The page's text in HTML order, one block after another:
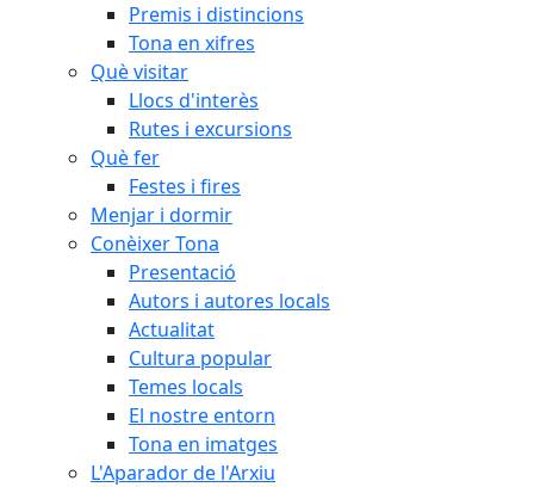
Premis i distincions
Tona en xifres
Què visitar
Llocs d'interès
Rutes i excursions
Què fer
Festes i fires
Menjar i dormir
Conèixer Tona
Presentació
Autors i autores locals
Actualitat
Cultura popular
Temes locals
El nostre entorn
Tona en imatges
L'Aparador de l'Arxiu